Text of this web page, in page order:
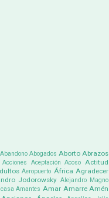
Abandono Abogados Aborto Abrazos
Acciones Aceptación Acoso Actitud
Aeropuerto África Agradecer
Jodorowsky Alejandro Magno
Amantes Amar Amarre Amén